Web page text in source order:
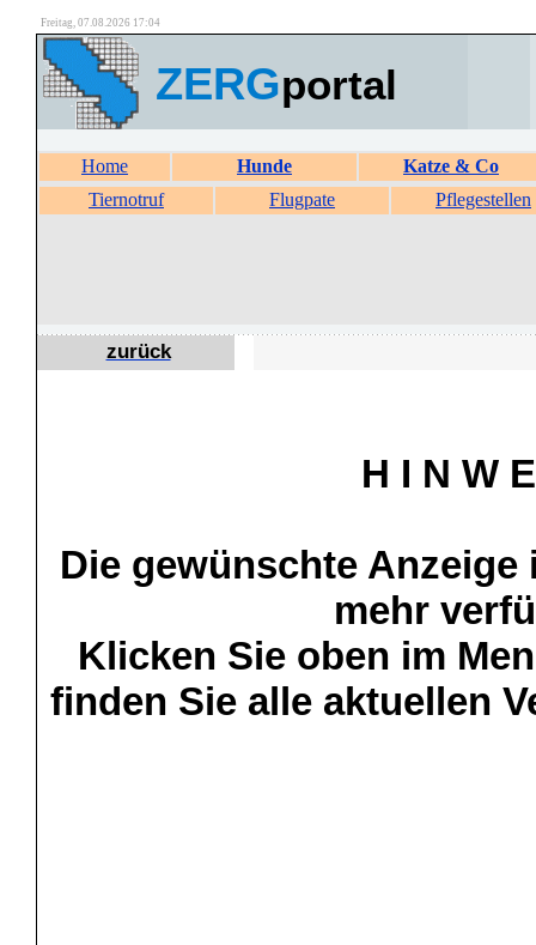
Freitag, 07.08.2026 17:04
ZERGportal
Home Hunde
Katze & Co
Tiernotruf
Flugpate Pflegestellen
zurück
H I N W
Die gewünschte
mehr
Klicken Sie oben im
finden Sie alle aktuellen